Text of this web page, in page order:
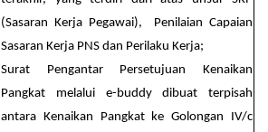
(Sasaran Kerja Pegawai), Penilaian Capaian
Sasaran Kerja PNS dan Perilaku Kerja;
Surat Pengantar Persetujuan Kenaikan
Pangkat melalui e-buddy dibuat terpisah
antara Kenaikan Pangkat ke Golongan IV/c